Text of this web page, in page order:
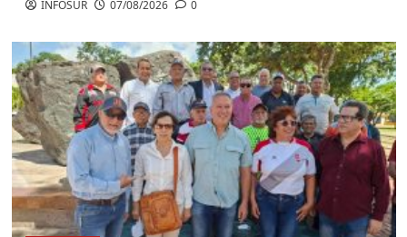
INFOSUR 07/08/2026 0